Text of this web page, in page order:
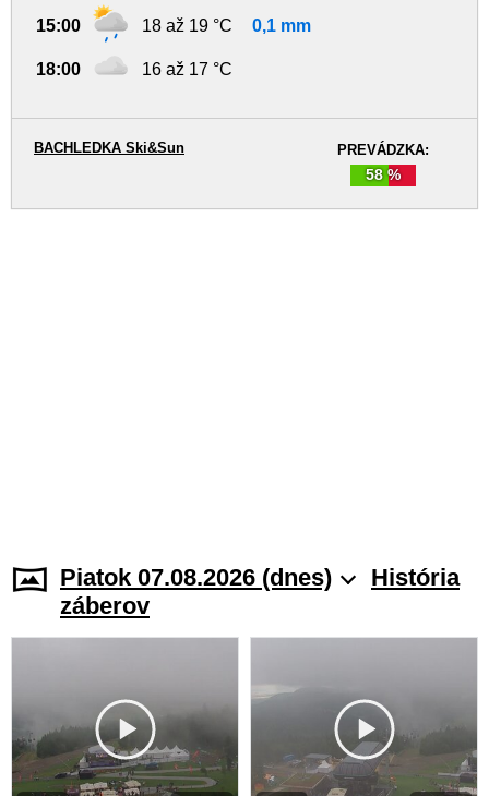
15:00 18 až 19 °C 0,1 mm
18:00 16 až 17 °C
PREVÁDZKA:
58 %
BACHLEDKA Ski&Sun
Piatok 07.08.2026 (dnes)
História
záberov